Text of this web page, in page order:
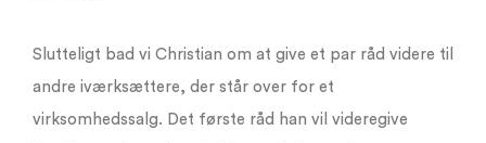
Slutteligt bad vi Christian om at give et par råd videre til
andre iværksættere, der står over for et
virksomhedssalg. Det første råd han vil videregive